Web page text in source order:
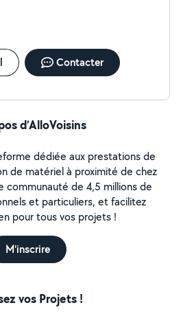
Contacter
d’AlloVoisins
dédiée aux prestations de
de matériel à proximité de chez
communauté de 4,5 millions de
et particuliers, et facilitez
pour tous vos projets !
M'inscrire
vos Projets !